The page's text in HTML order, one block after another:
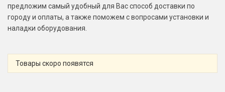
предложим самый удобный для Вас способ доставки по
городу и оплаты, а также поможем с вопросами установки и
наладки оборудования.
Товары скоро появятся